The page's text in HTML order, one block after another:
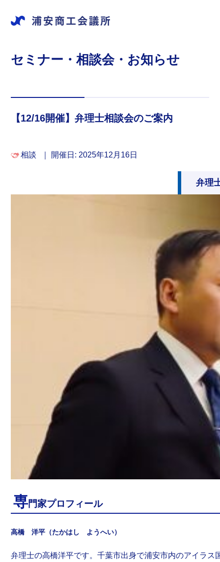
セミナー・相談会・お知らせ
【12/16開催】弁理士相談会のご案内
相談 開催日: 2025年12月16日
弁理
専門家プロフィール
高橋 洋平（たかはし ようへい）
弁理士の高橋洋平です。千葉市出身で浦安市内のアイラ